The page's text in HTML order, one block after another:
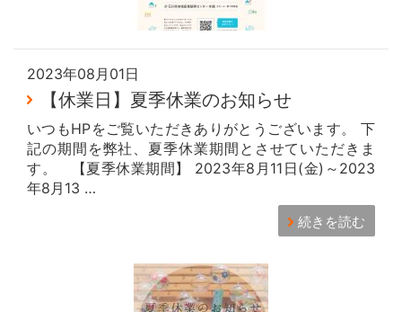
2023年08月01日
【休業日】夏季休業のお知らせ
いつもHPをご覧いただきありがとうございます。 下
記の期間を弊社、夏季休業期間とさせていただきま
す。 【夏季休業期間】 2023年8月11日(金)～2023
年8月13 …
続きを読む